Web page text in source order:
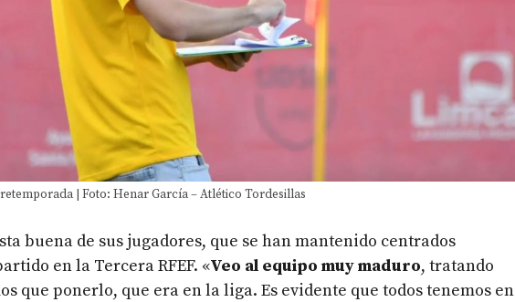
| Foto: Henar García – Atlético Tordesillas
buena de sus jugadores, que se han mantenido centrados
en la Tercera RFEF. «Veo al equipo muy maduro, tratando
que ponerlo, que era en la liga. Es evidente que todos tenemos en